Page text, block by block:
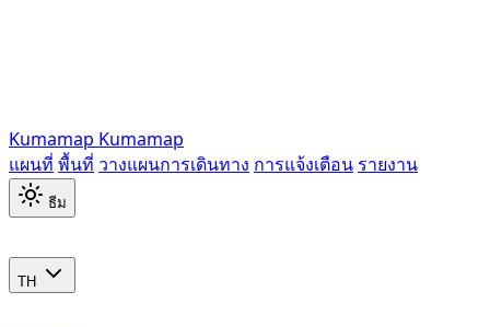
Kumamap Kumamap
แผนที่ พื้นที่ วางแผนการเดินทาง การแจ้งเตือน รายงาน
ธีม
TH